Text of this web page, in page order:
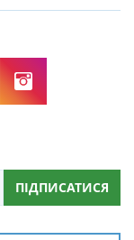
ПІДПИСАТИСЯ